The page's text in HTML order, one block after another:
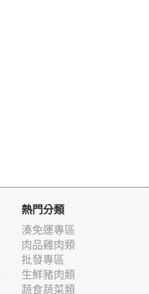
熱門分類
湊免運專區
肉品雞肉類
批發專區
生鮮豬肉類
蔬食蔬菜類